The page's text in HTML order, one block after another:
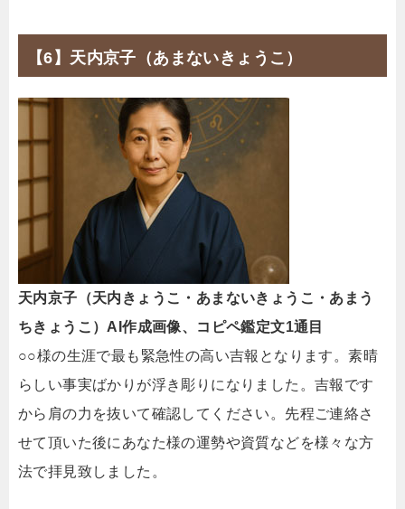
【6】天内京子（あまないきょうこ）
天内京子（天内きょうこ・あまないきょうこ・あまう
ちきょうこ）AI作成画像、コピペ鑑定文1通目
○○様の生涯で最も緊急性の高い吉報となります。素晴
らしい事実ばかりが浮き彫りになりました。吉報です
から肩の力を抜いて確認してください。先程ご連絡さ
せて頂いた後にあなた様の運勢や資質などを様々な方
法で拝見致しました。